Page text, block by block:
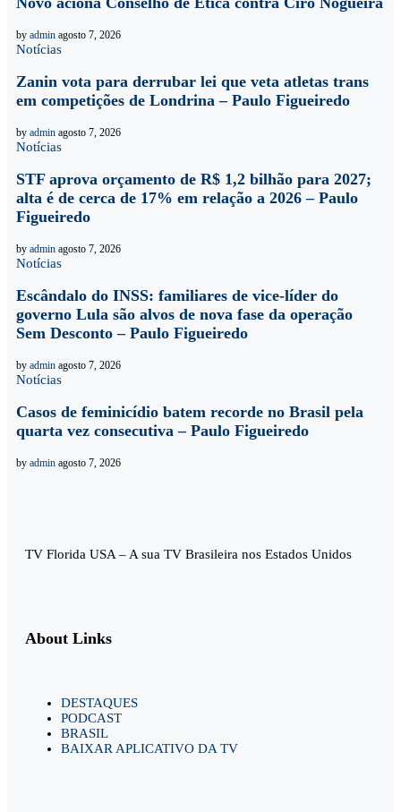
by admin agosto 7, 2026
Notícias
Zanin vota para derrubar lei que veta atletas trans
em competições de Londrina – Paulo Figueiredo
by admin agosto 7, 2026
Notícias
STF aprova orçamento de R$ 1,2 bilhão para 2027;
alta é de cerca de 17% em relação a 2026 – Paulo
Figueiredo
by admin agosto 7, 2026
Notícias
Escândalo do INSS: familiares de vice-líder do
governo Lula são alvos de nova fase da operação
Sem Desconto – Paulo Figueiredo
by admin agosto 7, 2026
Notícias
Casos de feminicídio batem recorde no Brasil pela
quarta vez consecutiva – Paulo Figueiredo
by admin agosto 7, 2026
TV Florida USA – A sua TV Brasileira nos Estados Unidos
About Links
DESTAQUES
PODCAST
BRASIL
BAIXAR APLICATIVO DA TV